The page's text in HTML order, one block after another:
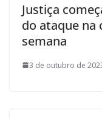
Justiça
do ataque na
semana
3 de outubro de